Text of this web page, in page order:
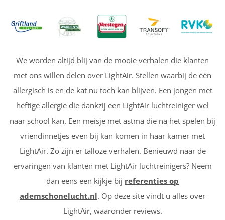
We worden altijd blij van de mooie verhalen die klanten
met ons willen delen over LightAir. Stellen waarbij de één
allergisch is en de kat nu toch kan blijven. Een jongen met
heftige allergie die dankzij een LightAir luchtreiniger wel
naar school kan. Een meisje met astma die na het spelen bij
vriendinnetjes even bij kan komen in haar kamer met
LightAir. Zo zijn er talloze verhalen. Benieuwd naar de
ervaringen van klanten met LightAir luchtreinigers? Neem
dan eens een kijkje bij referenties op
ademschonelucht.nl. Op deze site vindt u alles over
LightAir, waaronder reviews.